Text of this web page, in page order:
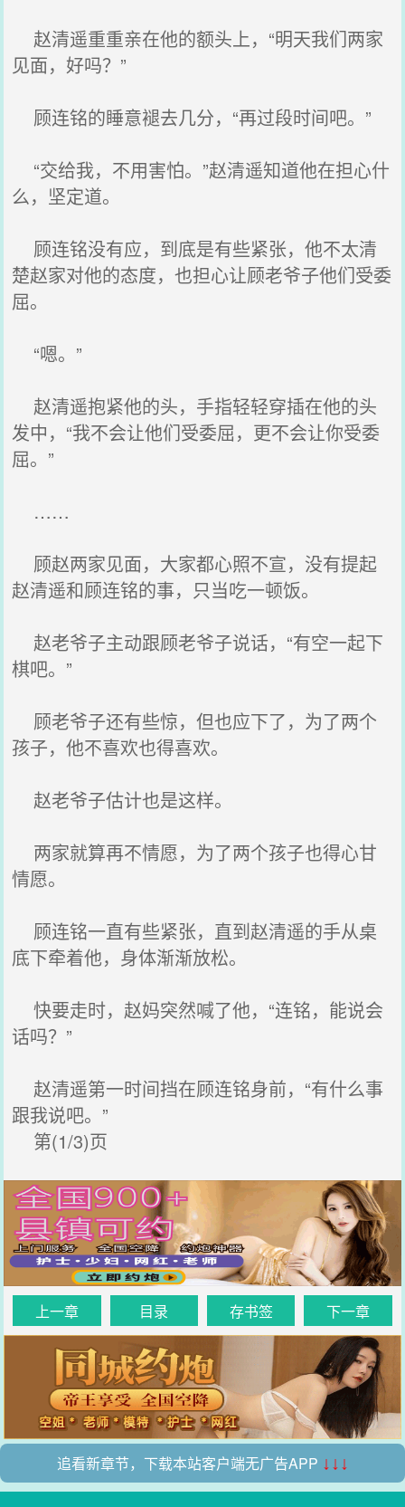
赵清遥重重亲在他的额头上，“明天我们两家
见面，好吗？”
顾连铭的睡意褪去几分，“再过段时间吧。”
“交给我，不用害怕。”赵清遥知道他在担心什
么，坚定道。
顾连铭没有应，到底是有些紧张，他不太清
楚赵家对他的态度，也担心让顾老爷子他们受委
屈。
“嗯。”
赵清遥抱紧他的头，手指轻轻穿插在他的头
发中，“我不会让他们受委屈，更不会让你受委
屈。”
……
顾赵两家见面，大家都心照不宣，没有提起
赵清遥和顾连铭的事，只当吃一顿饭。
赵老爷子主动跟顾老爷子说话，“有空一起下
棋吧。”
顾老爷子还有些惊，但也应下了，为了两个
孩子，他不喜欢也得喜欢。
赵老爷子估计也是这样。
两家就算再不情愿，为了两个孩子也得心甘
情愿。
顾连铭一直有些紧张，直到赵清遥的手从桌
底下牵着他，身体渐渐放松。
快要走时，赵妈突然喊了他，“连铭，能说会
话吗？”
赵清遥第一时间挡在顾连铭身前，“有什么事
跟我说吧。”
第(1/3)页
上一章 目录 存书签 下一章
追看新章节，下载本站客户端无广告APP ↓↓↓